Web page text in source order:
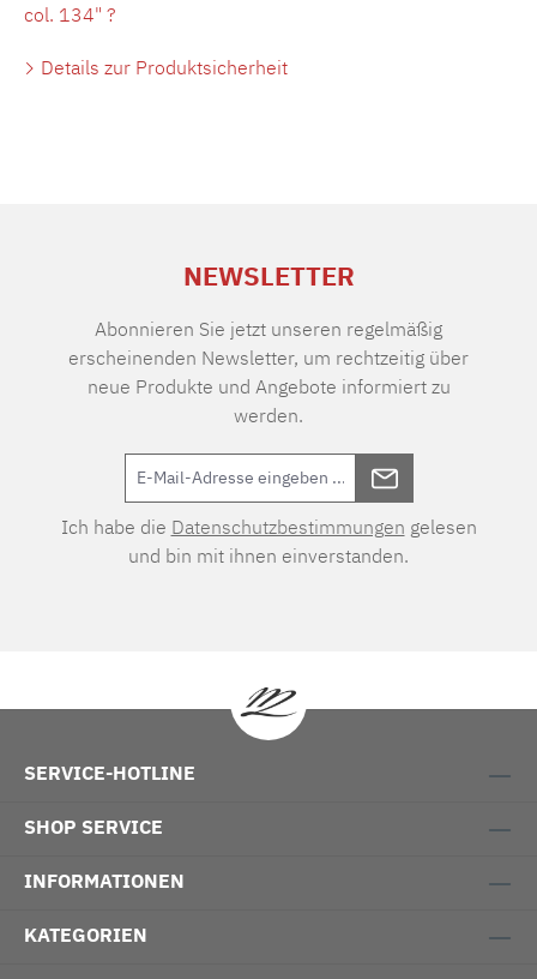
col. 134" ?
Details zur Produktsicherheit
NEWSLETTER
Abonnieren Sie jetzt unseren regelmäßig
erscheinenden Newsletter, um rechtzeitig über
neue Produkte und Angebote informiert zu
werden.
Ich habe die Datenschutzbestimmungen gelesen
und bin mit ihnen einverstanden.
SERVICE-HOTLINE
SHOP SERVICE
INFORMATIONEN
KATEGORIEN